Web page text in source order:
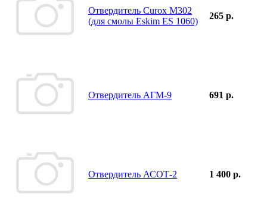
Отвердитель Curox M302
(для смолы Eskim ES 1060)
265 р.
Отвердитель АГМ-9 691 р.
Отвердитель АСОТ-2 1 400 р.